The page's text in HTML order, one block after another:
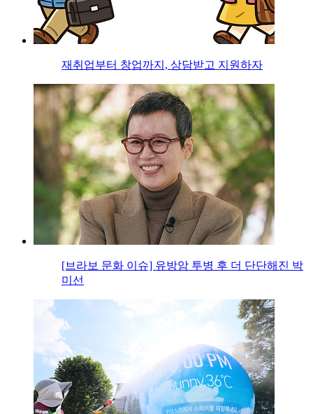
재취업부터 창업까지, 상담받고 지원하자
[브라보 문화 이슈] 유방암 투병 후 더 단단해진 박
미선